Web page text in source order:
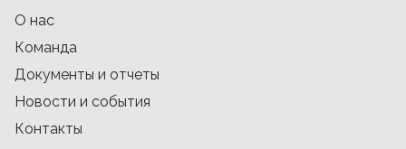
О нас
Команда
Документы и отчеты
Новости и события
Контакты